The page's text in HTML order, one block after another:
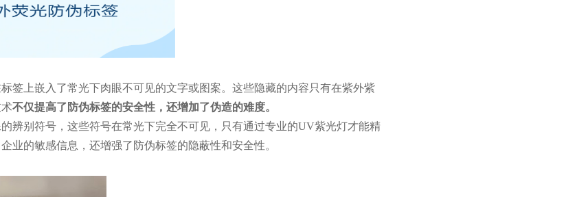
签上嵌入了常光下肉眼不可见的文字或图案。这些隐藏的内容只有在紫外紫
不仅提高了防伪标签的安全性，还增加了伪造的难度。
辨别符号，这些符号在常光下完全不可见，只有通过专业的UV紫光灯才能精
业的敏感信息，还增强了防伪标签的隐蔽性和安全性。